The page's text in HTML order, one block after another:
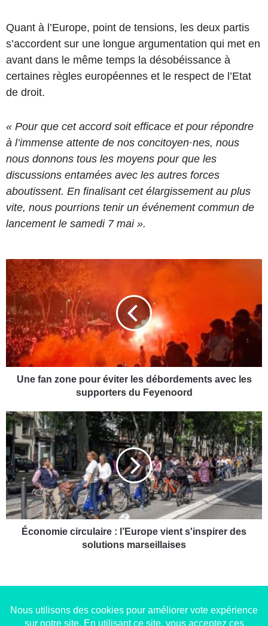
Quant à l’Europe, point de tensions, les deux partis
s’accordent sur une longue argumentation qui met en
avant dans le même temps la désobéissance à
certaines règles européennes et le respect de l’Etat
de droit.
« Pour que cet accord soit efficace et pour répondre
à l’immense attente de nos concitoyen·nes, nous
nous donnons tous les moyens pour que les
discussions entamées avec les autres forces
aboutissent. En finalisant cet élargissement au plus
vite, nous pourrions tenir un événement commun de
lancement le samedi 7 mai ».
n
e
a
n
z
o
n
u
r
v
i
t
e
r
l
Une fan zone pour éviter les débordements avec les
supporters du Feyenoord
É
c
n
o
m
i
e
c
Économie circulaire : l’Europe vient s'inspirer des
solutions marseillaises
Copyright © 2014-2022Made in Marseille. Tous droits